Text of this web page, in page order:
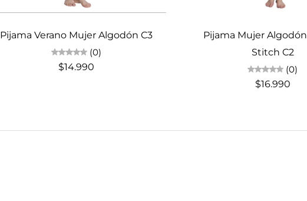
Elige opciones
Pijama Verano Mujer Algodón C3
(0)
$14.990
Pijama Mujer
Stitch C2
(0)
$16.990